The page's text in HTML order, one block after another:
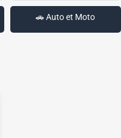
🚗 Auto et Moto